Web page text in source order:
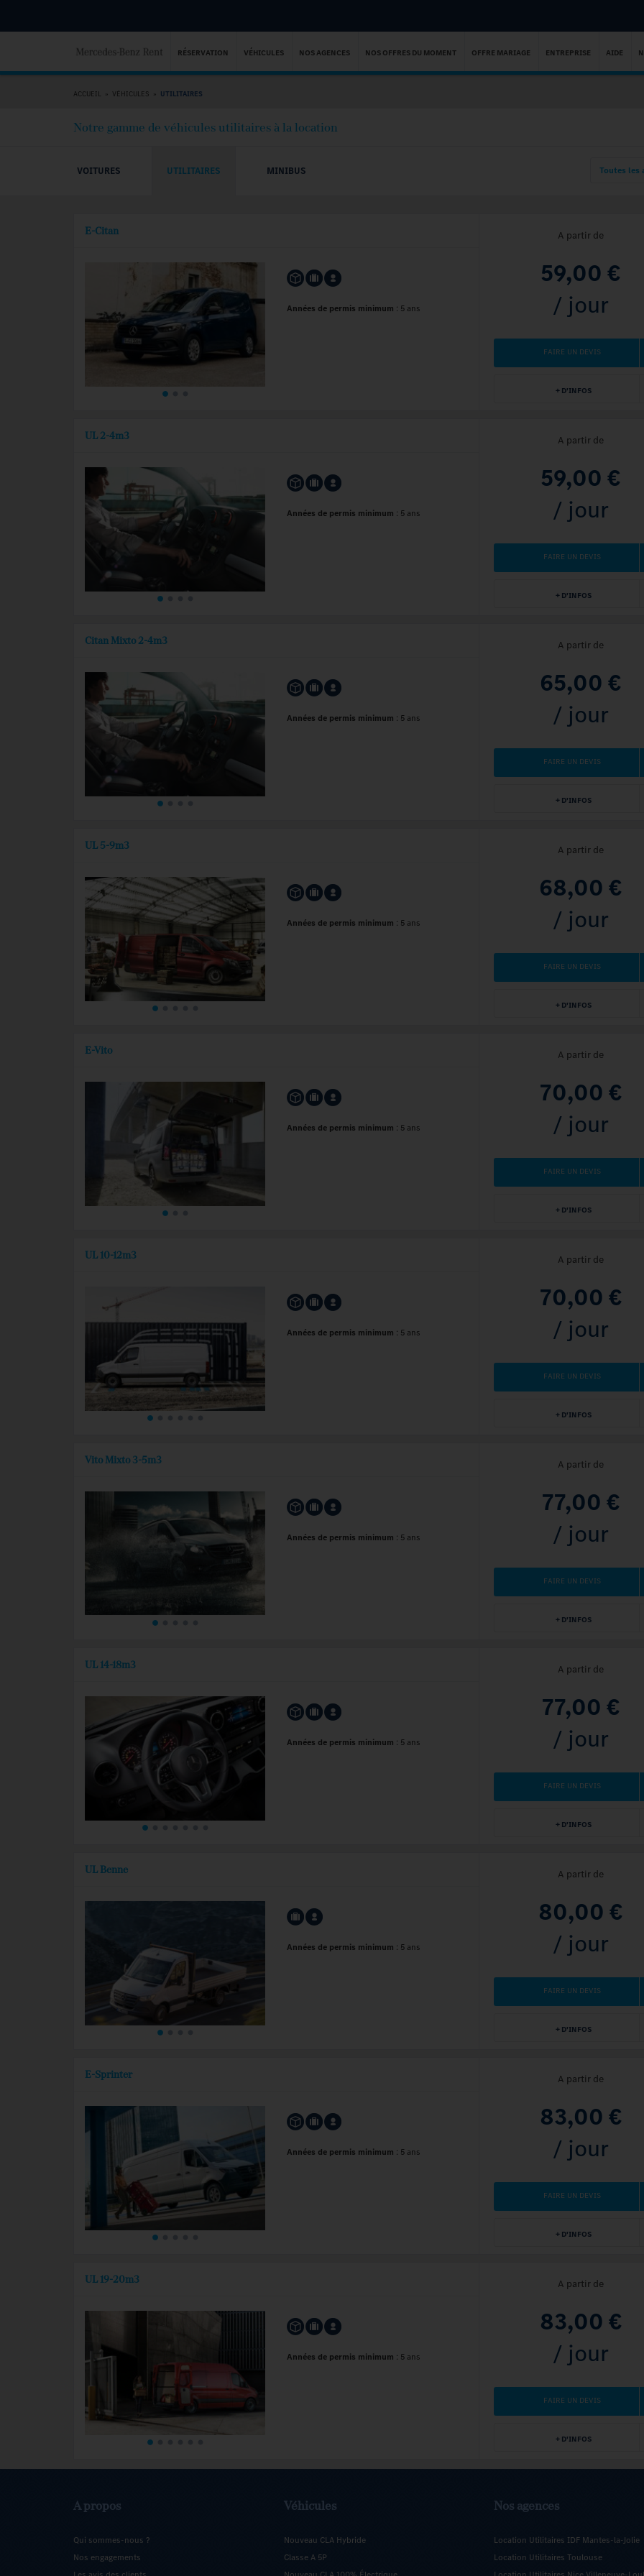
RÉSERVATION VÉHICULES NOS AGENCES NOS OFFRES DU MOMENT OFFRE MARIAGE ENTREPRISE AIDE
ACCUEIL » VÉHICULES » UTILITAIRES
Notre gamme de véhicules utilitaires à la location
VOITURES UTILITAIRES MINIBUS Toutes les
E-Citan
Années de permis minimum : 5 ans
A partir de
59,00 €
/ jour
FAIRE UN DEVIS
+ D'INFOS
UL 2-4m3
Années de permis minimum : 5 ans
A partir de
59,00 €
/ jour
FAIRE UN DEVIS
+ D'INFOS
Citan Mixto 2-4m3
Années de permis minimum : 5 ans
A partir de
65,00 €
/ jour
FAIRE UN DEVIS
+ D'INFOS
UL 5-9m3
Années de permis minimum : 5 ans
A partir de
68,00 €
/ jour
FAIRE UN DEVIS
+ D'INFOS
E-Vito
Années de permis minimum : 5 ans
A partir de
70,00 €
/ jour
FAIRE UN DEVIS
+ D'INFOS
UL 10-12m3
Années de permis minimum : 5 ans
A partir de
70,00 €
/ jour
FAIRE UN DEVIS
+ D'INFOS
Vito Mixto 3-5m3
Années de permis minimum : 5 ans
A partir de
77,00 €
/ jour
FAIRE UN DEVIS
+ D'INFOS
UL 14-18m3
Années de permis minimum : 5 ans
A partir de
77,00 €
/ jour
FAIRE UN DEVIS
+ D'INFOS
UL Benne
Années de permis minimum : 5 ans
A partir de
80,00 €
/ jour
FAIRE UN DEVIS
+ D'INFOS
E-Sprinter
Années de permis minimum : 5 ans
A partir de
83,00 €
/ jour
FAIRE UN DEVIS
+ D'INFOS
UL 19-20m3
Années de permis minimum : 5 ans
A partir de
83,00 €
/ jour
FAIRE UN DEVIS
+ D'INFOS
A propos
Qui sommes-nous ?
Nos engagements
Véhicules
Nouveau CLA Hybride
Classe A 5P
Nos agences
Location Utilitaires IDF Mantes-la-Jolie
Location Utilitaires Toulouse